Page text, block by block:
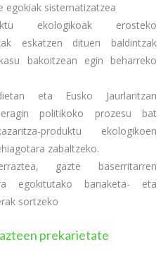
egokiak sistematizatzea
ekologikoak erosteko
eskatzen dituen baldintzak
bakoitzean egin beharreko
eta Eusko Jaurlaritzan
politikoko prozesu bat
produktu ekologikoen
zabaltzeko.
gazte baserritarren
egokitutako banaketa- eta
sortzeko
prekarietate